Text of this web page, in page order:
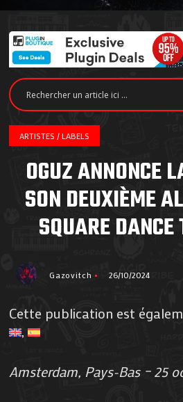
ARTISTES / LABELS
OGUZ ANNONCE
SON DEUXIÈME
SQUARE DANCE
Gazovitch 26/10/2024
Cette publication est
Amsterdam, Pays-Bas – 25